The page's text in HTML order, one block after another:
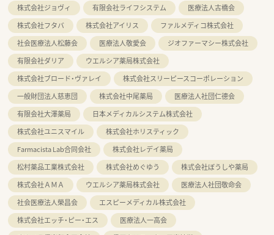
株式会社ジョヴィ
有限会社ライフシステム
医療法人古橋会
株式会社フタバ
株式会社アイリス
ファルメディコ株式会社
社会医療法人松藤会
医療法人敬愛会
ジオファーマシー株式会社
有限会社ダリア
ウエルシア薬局株式会社
株式会社ブロード・ヴァレイ
株式会社スリーピースコーポレーション
一般財団法人慈恵団
株式会社中尾薬局
医療法人社団仁德会
有限会社大澤薬局
日本メディカルシステム株式会社
株式会社ユニスマイル
株式会社ホリスティック
Farmacista Lab合同会社
株式会社レデイ薬局
松村薬品工業株式会社
株式会社めぐゆう
株式会社ぼうしや薬局
株式会社ＡＭＡ
ウエルシア薬局株式会社
医療法人社団敬命会
社会医療法人榮昌会
エスピーメディカル株式会社
株式会社エッチ・ピー・エス
医療法人一高会